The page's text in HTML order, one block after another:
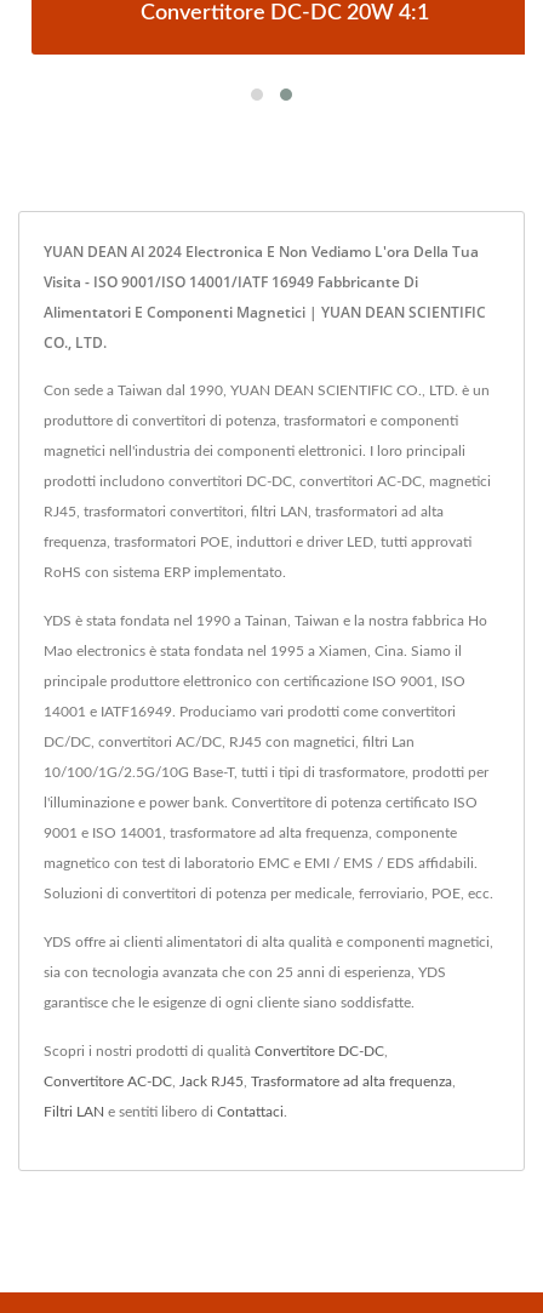
Convertitore DC-DC 20W 4:1
YUAN DEAN Al 2024 Electronica E Non Vediamo L'ora Della Tua
Visita - ISO 9001/ISO 14001/IATF 16949 Fabbricante Di
Alimentatori E Componenti Magnetici | YUAN DEAN SCIENTIFIC
CO., LTD.
Con sede a Taiwan dal 1990, YUAN DEAN SCIENTIFIC CO., LTD. è un
produttore di convertitori di potenza, trasformatori e componenti
magnetici nell'industria dei componenti elettronici. I loro principali
prodotti includono convertitori DC-DC, convertitori AC-DC, magnetici
RJ45, trasformatori convertitori, filtri LAN, trasformatori ad alta
frequenza, trasformatori POE, induttori e driver LED, tutti approvati
RoHS con sistema ERP implementato.
YDS è stata fondata nel 1990 a Tainan, Taiwan e la nostra fabbrica Ho
Mao electronics è stata fondata nel 1995 a Xiamen, Cina. Siamo il
principale produttore elettronico con certificazione ISO 9001, ISO
14001 e IATF16949. Produciamo vari prodotti come convertitori
DC/DC, convertitori AC/DC, RJ45 con magnetici, filtri Lan
10/100/1G/2.5G/10G Base-T, tutti i tipi di trasformatore, prodotti per
l'illuminazione e power bank. Convertitore di potenza certificato ISO
9001 e ISO 14001, trasformatore ad alta frequenza, componente
magnetico con test di laboratorio EMC e EMI / EMS / EDS affidabili.
Soluzioni di convertitori di potenza per medicale, ferroviario, POE, ecc.
YDS offre ai clienti alimentatori di alta qualità e componenti magnetici,
sia con tecnologia avanzata che con 25 anni di esperienza, YDS
garantisce che le esigenze di ogni cliente siano soddisfatte.
Scopri i nostri prodotti di qualità Convertitore DC-DC
Convertitore AC-DC Jack RJ45 Trasformatore ad alta frequenza
Filtri LAN e sentiti libero di Contattaci